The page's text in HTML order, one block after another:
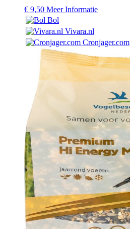
€ 9,50 Meer Informatie
Bol
Vivara.nl
Cronjager.com